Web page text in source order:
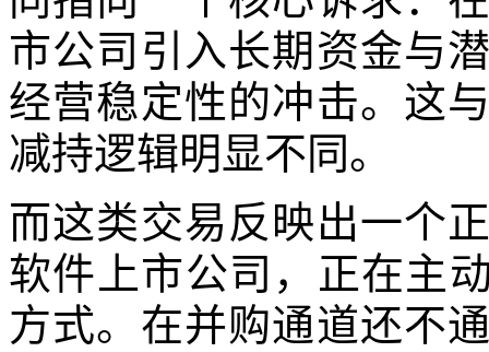
市公司引入长期资金与
经营稳定性的冲击。这
减持逻辑明显不同。
而这类交易反映出一个
软件上市公司，正在主
方式。在并购通道还不